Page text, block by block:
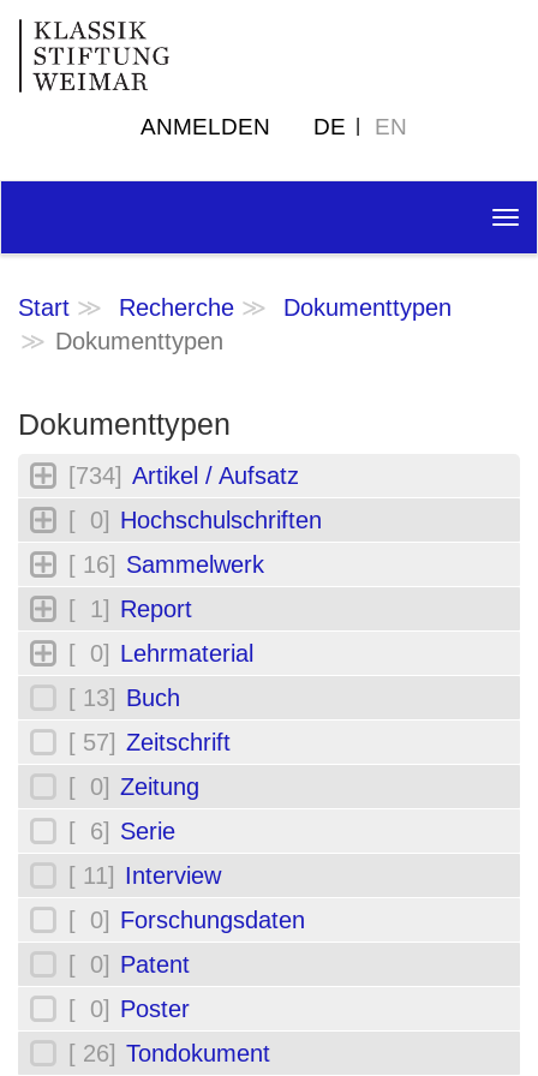
ANMELDEN DE EN
Start Recherche
Dokumenttypen
Dokumenttypen
Dokumenttypen
[734] Artikel / Aufsatz
[ 0] Hochschulschriften
[ 16] Sammelwerk
[ 1] Report
[ 0] Lehrmaterial
[ 13] Buch
[ 57] Zeitschrift
[ 0] Zeitung
[ 6] Serie
[ 11] Interview
[ 0] Forschungsdaten
[ 0] Patent
[ 0] Poster
[ 26] Tondokument